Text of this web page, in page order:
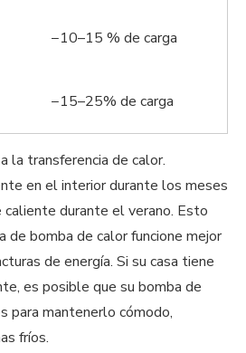
−10–15 % de carga
−15–25% de carga
la transferencia de calor.
en el interior durante los meses
durante el verano. Esto
de bomba de calor funcione mejor
de energía. Si su casa tiene
es posible que su bomba de
para mantenerlo cómodo,
fríos.